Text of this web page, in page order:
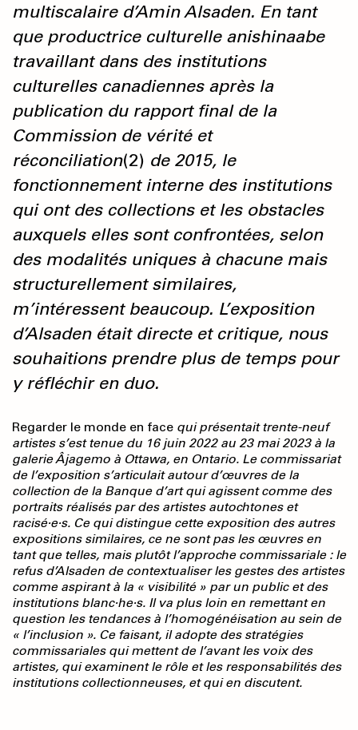
multiscalaire d’Amin Alsaden. En tant
que productrice culturelle anishinaabe
travaillant dans des institutions
culturelles canadiennes après la
publication du rapport final de la
Commission de vérité et
réconciliation(2) de 2015, le
fonctionnement interne des institutions
qui ont des collections et les obstacles
auxquels elles sont confrontées, selon
des modalités uniques à chacune mais
structurellement similaires,
m’intéressent beaucoup. L’exposition
d’Alsaden était directe et critique, nous
souhaitions prendre plus de temps pour
y réfléchir en duo.
Regarder le monde en face qui présentait trente-neuf
artistes s’est tenue du 16 juin 2022 au 23 mai 2023 à la
galerie Âjagemo à Ottawa, en Ontario. Le commissariat
de l’exposition s’articulait autour d’œuvres de la
collection de la Banque d’art qui agissent comme des
portraits réalisés par des artistes autochtones et
racisé·e·s. Ce qui distingue cette exposition des autres
expositions similaires, ce ne sont pas les œuvres en
tant que telles, mais plutôt l’approche commissariale : le
refus d’Alsaden de contextualiser les gestes des artistes
comme aspirant à la « visibilité » par un public et des
institutions blanc·he·s. Il va plus loin en remettant en
question les tendances à l’homogénéisation au sein de
« l’inclusion ». Ce faisant, il adopte des stratégies
commissariales qui mettent de l’avant les voix des
artistes, qui examinent le rôle et les responsabilités des
institutions collectionneuses, et qui en discutent.